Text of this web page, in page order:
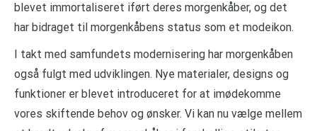
blevet immortaliseret iført deres morgenkåber, og det
har bidraget til morgenkåbens status som et modeikon.
I takt med samfundets modernisering har morgenkåben
også fulgt med udviklingen. Nye materialer, designs og
funktioner er blevet introduceret for at imødekomme
vores skiftende behov og ønsker. Vi kan nu vælge mellem